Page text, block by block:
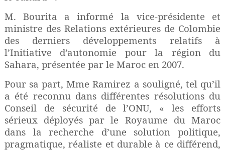
M. Bourita a informé la vice-présidente et
ministre des Relations extérieures de Colombie
des derniers développements relatifs à
l’Initiative d’autonomie pour la région du
Sahara, présentée par le Maroc en 2007.
Pour sa part, Mme Ramirez a souligné, tel qu’il
a été reconnu dans différentes résolutions du
Conseil de sécurité de l’ONU, « les efforts
sérieux déployés par le Royaume du Maroc
dans la recherche d’une solution politique,
pragmatique, réaliste et durable à ce différend,